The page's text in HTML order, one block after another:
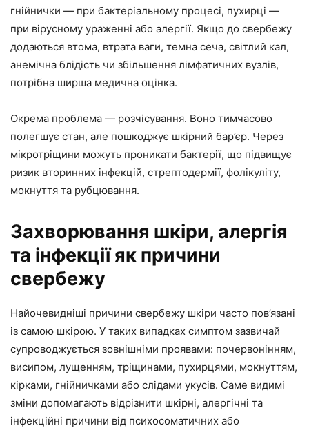
гнійнички — при бактеріальному процесі, пухирці —
при вірусному ураженні або алергії. Якщо до свербежу
додаються втома, втрата ваги, темна сеча, світлий кал,
анемічна блідість чи збільшення лімфатичних вузлів,
потрібна ширша медична оцінка.
Окрема проблема — розчісування. Воно тимчасово
полегшує стан, але пошкоджує шкірний бар’єр. Через
мікротріщини можуть проникати бактерії, що підвищує
ризик вторинних інфекцій, стрептодермії, фолікуліту,
мокнуття та рубцювання.
Захворювання шкіри, алергія
та інфекції як причини
свербежу
Найочевидніші причини свербежу шкіри часто пов’язані
із самою шкірою. У таких випадках симптом зазвичай
супроводжується зовнішніми проявами: почервонінням,
висипом, лущенням, тріщинами, пухирцями, мокнуттям,
кірками, гнійничками або слідами укусів. Саме видимі
зміни допомагають відрізнити шкірні, алергічні та
інфекційні причини від психосоматичних або